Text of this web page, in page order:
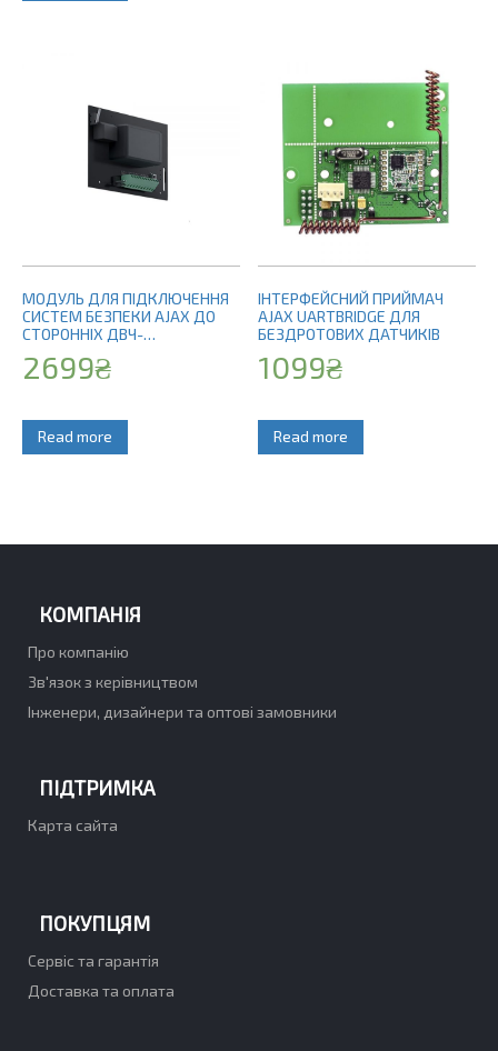
МОДУЛЬ ДЛЯ ПІДКЛЮЧЕННЯ
СИСТЕМ БЕЗПЕКИ AJAX ДО
СТОРОННІХ ДВЧ-
КОРПУСА)
2699₴
Read more
ІНТЕРФЕЙСНИЙ ПРИЙМАЧ
AJAX UARTBRIDGE ДЛЯ
БЕЗДРОТОВИХ ДАТЧИКІВ
1099₴
Read more
КОМПАНІЯ
Про компанію
Зв'язок з керівництвом
Інженери, дизайнери та оптові замовники
ПІДТРИМКА
Карта сайта
ПОКУПЦЯМ
Сервіс та гарантія
Доставка та оплата